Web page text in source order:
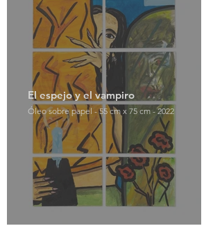
El espejo y el vampiro
Óleo sobre papel - 55 cm x 75 cm - 2022